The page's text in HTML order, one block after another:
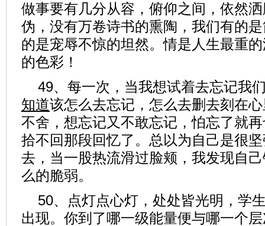
做事要有几分从容，俯仰之间，依然
伪，没有万卷诗书的熏陶，我们有的
的是宠辱不惊的坦然。情是人生最重
的色彩！
49、每一次，当我想试着去忘记我
知道该怎么去忘记，怎么去删去刻在
不舍，想忘记又不敢忘记，怕忘了就
拾不回那段回忆了。总以为自己是很
去，当一股热流滑过脸颊，我发现自
么的脆弱。
50、点灯点心灯，处处皆光明，学
出现。你到了哪一级能量便与哪一个